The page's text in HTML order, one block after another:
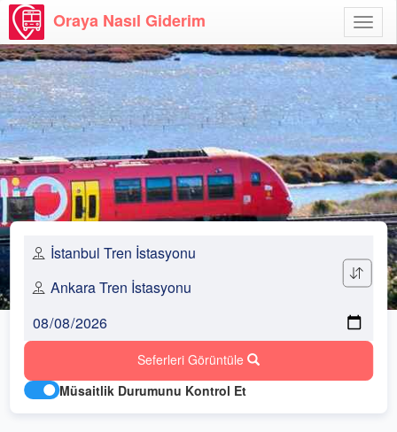
Aç
Oraya Nasıl Giderim
Seferleri Görüntüle
Müsaitlik Durumunu Kontrol Et